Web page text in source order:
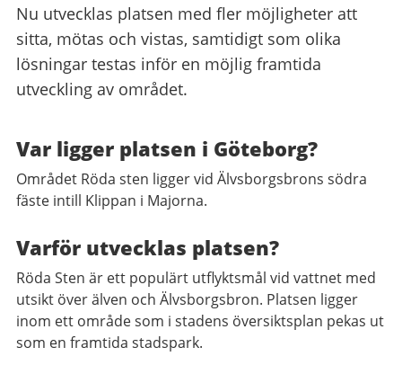
Nu utvecklas platsen med fler möjligheter att
sitta, mötas och vistas, samtidigt som olika
lösningar testas inför en möjlig framtida
utveckling av området.
Var ligger platsen i Göteborg?
Området Röda sten ligger vid Älvsborgsbrons södra
fäste intill Klippan i Majorna.
Varför utvecklas platsen?
Röda Sten är ett populärt utflyktsmål vid vattnet med
utsikt över älven och Älvsborgsbron. Platsen ligger
inom ett område som i stadens översiktsplan pekas ut
som en framtida stadspark.